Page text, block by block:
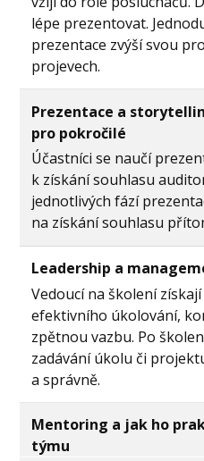
lépe prezentovat.
prezentace zvýší svou
projevech.
Prezentace a
pro pokročilé
Účastníci se naučí
k získání souhlasu
jednotlivých fází
na získání souhlasu
Leadership a
Vedoucí na školení
efektivního úkolování,
zpětnou vazbu. Po
zadávání úkolu či
a správně.
Mentoring a jak ho
týmu